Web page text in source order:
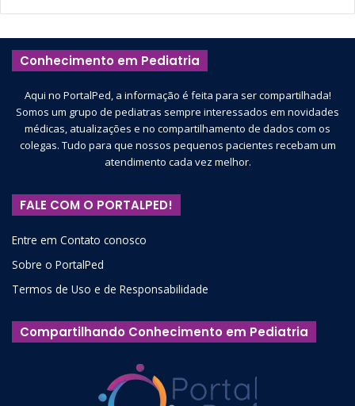
Conhecimento em Pediatria
Aqui no PortalPed, a informação é feita para ser compartilhada!
Somos um grupo de pediatras sempre interessados em novidades
médicas, atualizações e no compartilhamento de dados com os
colegas. Tudo para que nossos pequenos pacientes recebam um
atendimento cada vez melhor.
FALE COM O PORTALPED!
Entre em Contato conosco
Sobre o PortalPed
Termos de Uso e de Responsabilidade
Compartilhando Conhecimento em Pediatria